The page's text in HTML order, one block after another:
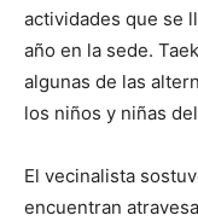
actividades que se
año en la sede.
algunas de las
los niños y niñas
El vecinalista
encuentran